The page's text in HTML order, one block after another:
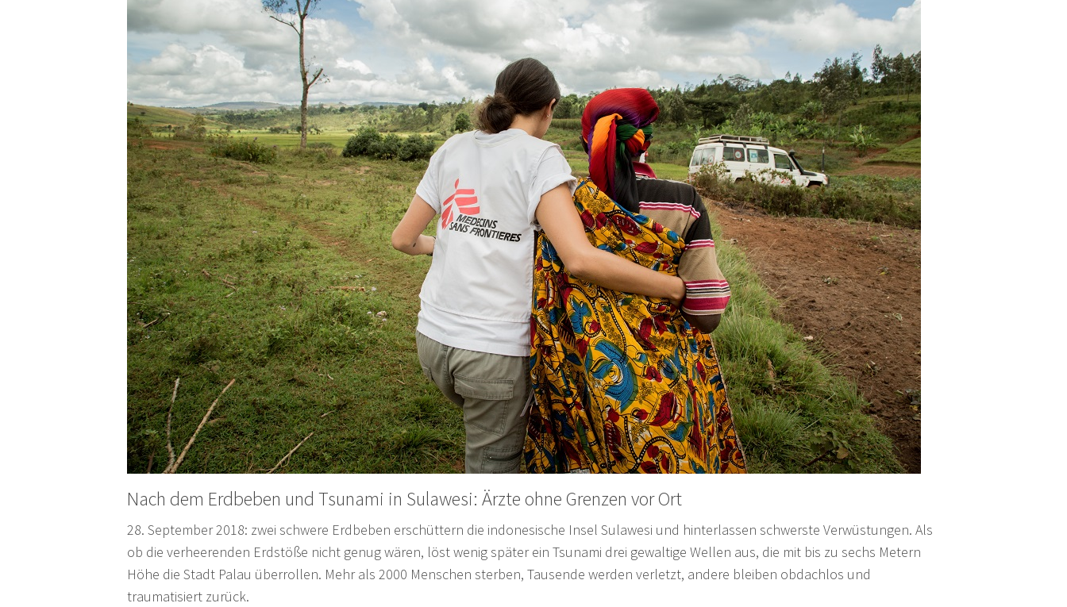
Nach dem Erdbeben und Tsunami in Sulawesi: Ärzte ohne Grenzen vor Ort
28. September 2018: zwei schwere Erdbeben erschüttern die indonesische Insel Sulawesi und hinterlassen schwerste Verwüstungen. Als
ob die verheerenden Erdstöße nicht genug wären, löst wenig später ein Tsunami drei gewaltige Wellen aus, die mit bis zu sechs Metern
Höhe die Stadt Palau überrollen. Mehr als 2000 Menschen sterben, Tausende werden verletzt, andere bleiben obdachlos und
traumatisiert zurück.